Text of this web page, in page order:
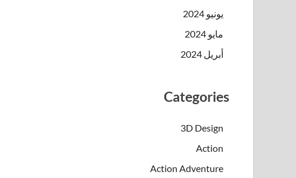
يونيو 2024
مايو 2024
أبريل 2024
Categories
3D Design
Action
Action Adventure